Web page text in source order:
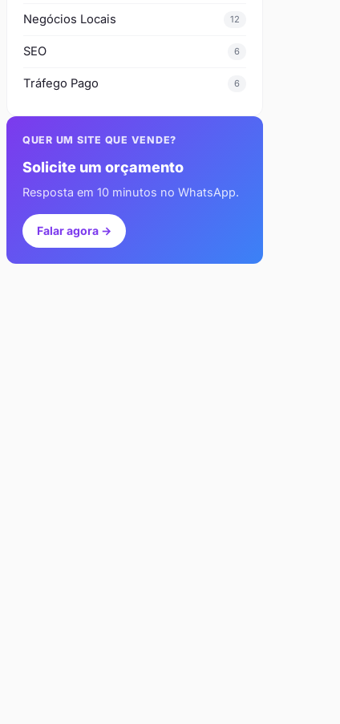
Negócios Locais 12
SEO 6
Tráfego Pago 6
QUER UM SITE QUE VENDE?
Solicite um orçamento
Resposta em 10 minutos no WhatsApp.
Falar agora →